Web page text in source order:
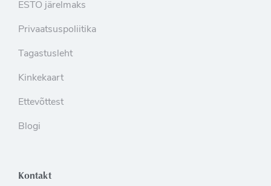
ESTO järelmaks
Privaatsuspoliitika
Tagastusleht
Kinkekaart
Ettevõttest
Blogi
Kontakt